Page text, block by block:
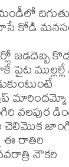
కోడి
జడదెబ్బ
పైట
వలపుర
చెలిమొక
రాతిరి
నౌకరి